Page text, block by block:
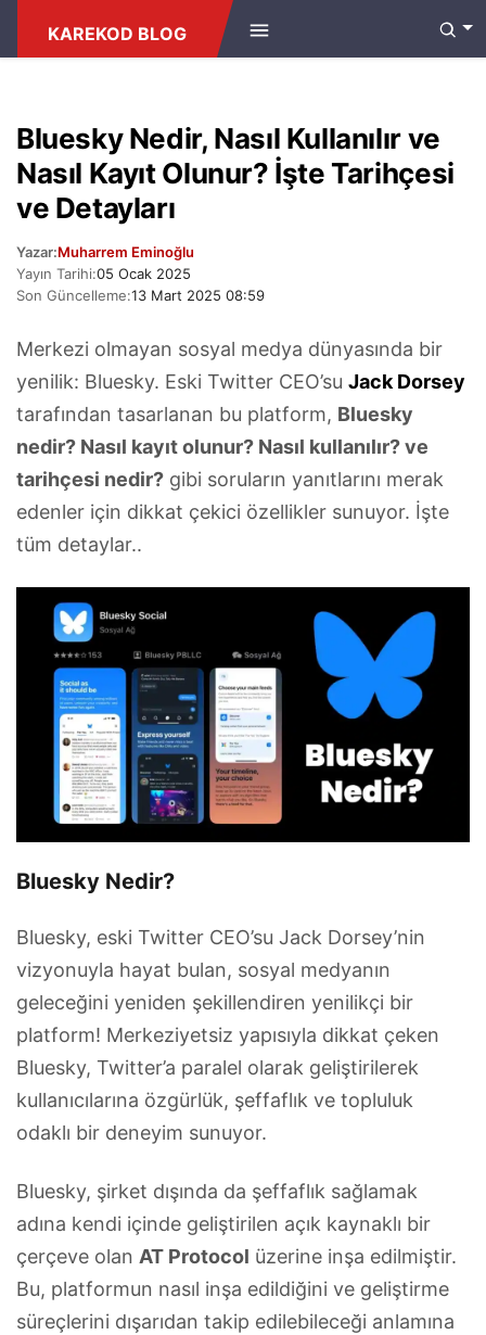
KAREKOD BLOG
Bluesky Nedir, Nasıl Kullanılır ve
Nasıl Kayıt Olunur? İşte Tarihçesi
ve Detayları
Yazar:Muharrem Eminoğlu
Yayın Tarihi:05 Ocak 2025
Son Güncelleme:13 Mart 2025 08:59
Merkezi olmayan sosyal medya dünyasında bir
yenilik: Bluesky. Eski Twitter CEO’su Jack Dorsey
tarafından tasarlanan bu platform, Bluesky
nedir? Nasıl kayıt olunur? Nasıl kullanılır? ve
tarihçesi nedir? gibi soruların yanıtlarını merak
edenler için dikkat çekici özellikler sunuyor. İşte
tüm detaylar..
Bluesky Nedir?
Bluesky, eski Twitter CEO’su Jack Dorsey’nin
vizyonuyla hayat bulan, sosyal medyanın
geleceğini yeniden şekillendiren yenilikçi bir
platform! Merkeziyetsiz yapısıyla dikkat çeken
Bluesky, Twitter’a paralel olarak geliştirilerek
kullanıcılarına özgürlük, şeffaflık ve topluluk
odaklı bir deneyim sunuyor.
Bluesky, şirket dışında da şeffaflık sağlamak
adına kendi içinde geliştirilen açık kaynaklı bir
çerçeve olan AT Protocol üzerine inşa edilmiştir.
Bu, platformun nasıl inşa edildiğini ve geliştirme
süreçlerini dışarıdan takip edilebileceği anlamına